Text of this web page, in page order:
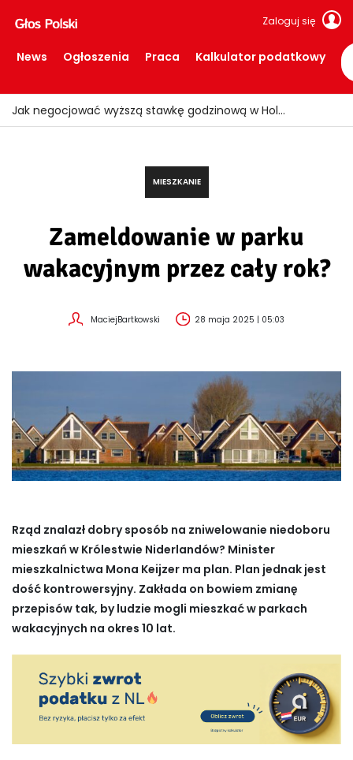
Zaloguj się
News Ogłoszenia Praca Kalkulator podatkowy
Ogień znów uderzył w Limburgii! Pociągi ruszyły, ale teren nadal zamknięty
MIESZKANIE
Zameldowanie w parku
wakacyjnym przez cały rok?
MaciejBartkowski 28 maja 2025 | 05:03
Rząd znalazł dobry sposób na zniwelowanie niedoboru
mieszkań w Królestwie Niderlandów? Minister
mieszkalnictwa Mona Keijzer ma plan. Plan jednak jest
dość kontrowersyjny. Zakłada on bowiem zmianę
przepisów tak, by ludzie mogli mieszkać w parkach
wakacyjnych na okres 10 lat.